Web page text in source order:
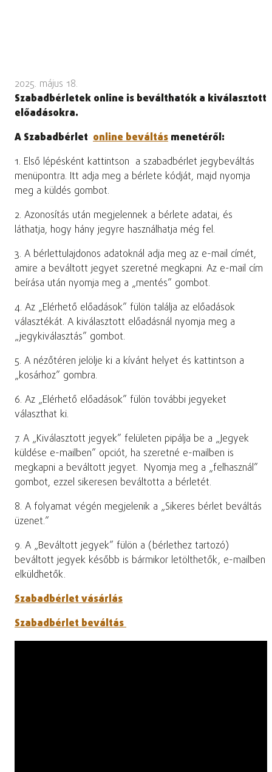
2025. május 18.
Szabadbérletek online is beválthatók a kiválasztott
előadásokra.
A Szabadbérlet online beváltás menetéről:
1. Első lépésként kattintson a szabadbérlet jegybeváltás
menüpontra. Itt adja meg a bérlete kódját, majd nyomja
meg a küldés gombot.
2. Azonosítás után megjelennek a bérlete adatai, és
láthatja, hogy hány jegyre használhatja még fel.
3. A bérlettulajdonos adatoknál adja meg az e-mail címét,
amire a beváltott jegyet szeretné megkapni. Az e-mail cím
beírása után nyomja meg a „mentés” gombot.
4. Az „Elérhető előadások” fülön találja az előadások
választékát. A kiválasztott előadásnál nyomja meg a
„jegykiválasztás” gombot.
5. A nézőtéren jelölje ki a kívánt helyet és kattintson a
„kosárhoz” gombra.
6. Az „Elérhető előadások” fülön további jegyeket
választhat ki.
7. A „Kiválasztott jegyek” felületen pipálja be a „Jegyek
küldése e-mailben” opciót, ha szeretné e-mailben is
megkapni a beváltott jegyet. Nyomja meg a „felhasznál”
gombot, ezzel sikeresen beváltotta a bérletét.
8. A folyamat végén megjelenik a „Sikeres bérlet beváltás
üzenet.”
9. A „Beváltott jegyek” fülön a (bérlethez tartozó)
beváltott jegyek később is bármikor letölthetők, e-mailben
elküldhetők.
Szabadbérlet vásárlás
Szabadbérlet beváltás